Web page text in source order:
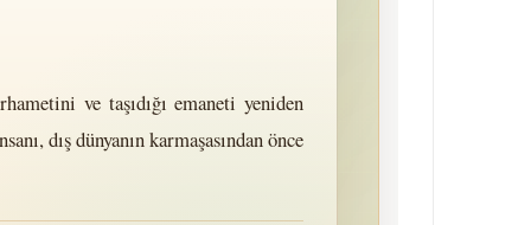
ve taşıdığı emaneti yeniden
dış dünyanın karmaşasından önce